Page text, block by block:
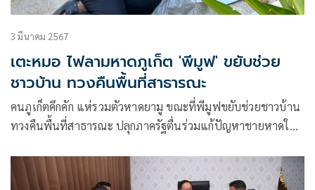
3 มีนาคม 2567
เตะหมอ ไฟลามหาดภูเก็ต 'พีมูฟ' ขยับช่วย
ชาวบ้าน ทวงคืนพื้นที่สาธารณะ
คนภูเก็ตคึกคัก แห่รวมตัวหาดยามู ขณะที่พีมูฟขยับช่วยชาวบ้าน
ทวงคืนพื้นที่สาธารณะ ปลุกภาครัฐตื่นร่วมแก้ปัญหาชายหาดใน